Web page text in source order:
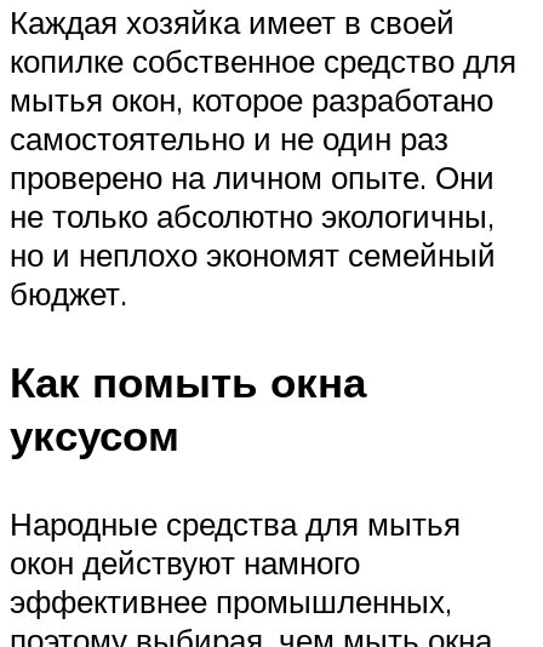
Каждая хозяйка имеет в своей
копилке собственное средство для
мытья окон, которое разработано
самостоятельно и не один раз
проверено на личном опыте. Они
не только абсолютно экологичны,
но и неплохо экономят семейный
бюджет.
Как помыть окна
уксусом
Народные средства для мытья
окон действуют намного
эффективнее промышленных,